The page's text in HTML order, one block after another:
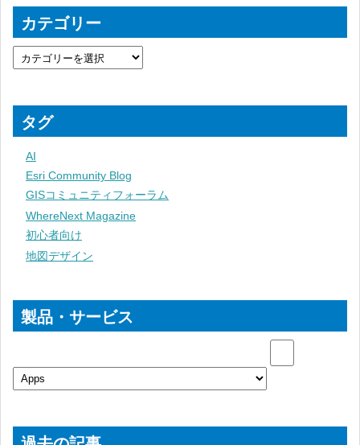
カテゴリー
タグ
AI
Esri Community Blog
GISコミュニティフォーラム
WhereNext Magazine
初心者向け
地図デザイン
製品・サービス